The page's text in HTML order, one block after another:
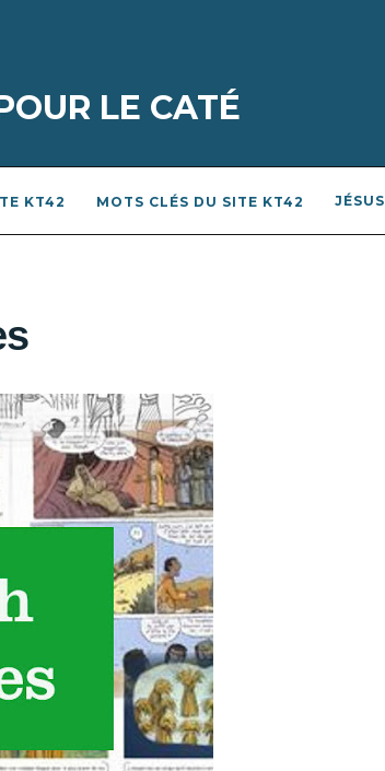
LE CATÉ
KT42 MOTS CLÉS DU SITE KT42 JÉSUS